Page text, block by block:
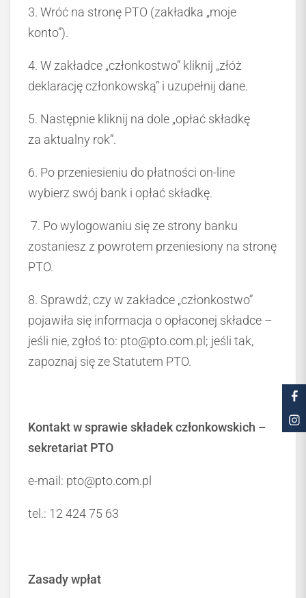
3. Wróć na stronę PTO (zakładka „moje
konto”).
4. W zakładce „członkostwo” kliknij „złóż
deklarację członkowską” i uzupełnij dane.
5. Następnie kliknij na dole „opłać składkę
za aktualny rok”.
6. Po przeniesieniu do płatności on-line
wybierz swój bank i opłać składkę.
7. Po wylogowaniu się ze strony banku
zostaniesz z powrotem przeniesiony na stronę
PTO.
8. Sprawdź, czy w zakładce „członkostwo”
pojawiła się informacja o opłaconej składce –
jeśli nie, zgłoś to: pto@pto.com.pl; jeśli tak,
zapoznaj się ze Statutem PTO.
Kontakt w sprawie składek członkowskich –
sekretariat PTO
e-mail: pto@pto.com.pl
tel.: 12 424 75 63
Zasady wpłat